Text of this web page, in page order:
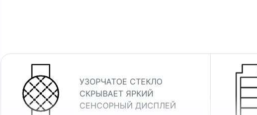
УЗОРЧАТОЕ СТЕКЛО
СКРЫВАЕТ ЯРКИЙ
СЕНСОРНЫЙ ДИСПЛЕЙ